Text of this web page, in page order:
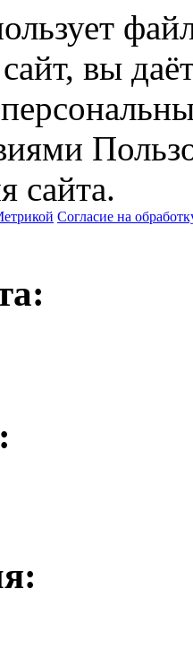
вы
сайта.
Согласие на